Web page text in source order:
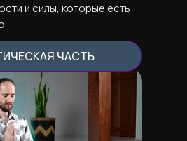
и силы, которые есть
ЧАСТЬ